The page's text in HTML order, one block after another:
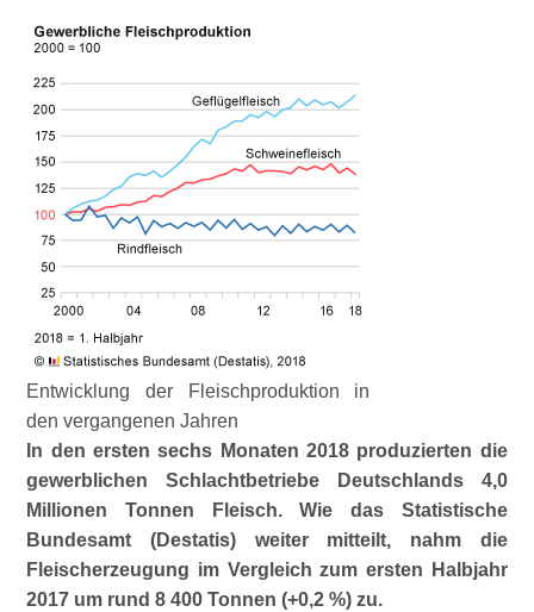
Entwicklung der Fleischproduktion in
den vergangenen Jahren
In den ersten sechs Monaten 2018 produzierten die
gewerblichen Schlachtbetriebe Deutschlands 4,0
Millionen Tonnen Fleisch. Wie das Statistische
Bundesamt (Destatis) weiter mitteilt, nahm die
Fleischerzeugung im Vergleich zum ersten Halbjahr
2017 um rund 8 400 Tonnen (+0,2 %) zu.